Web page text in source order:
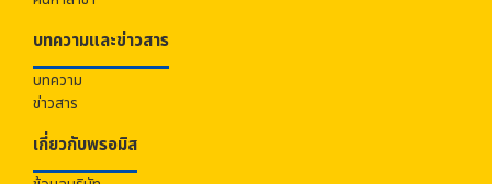
บทความและข่าวสาร
บทความ
ข่าวสาร
เกี่ยวกับพรอมิส